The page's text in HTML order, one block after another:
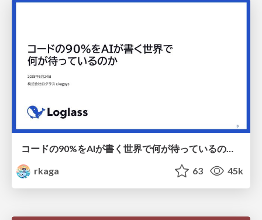
コードの90%をAIが書く世界で何が待っているのか / What awaits us in a world where 90% of the code is written by AI
rkaga
63 45k